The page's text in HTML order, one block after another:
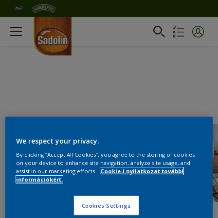
We respect your privacy.
By clicking “Accept All Cookies”, you agree to the storing of cookies
on your device to enhance site navigation, analyze site usage, and
assist in our marketing efforts.
Cookie-i nyilatkozat további
információkért.
Cookies Settings